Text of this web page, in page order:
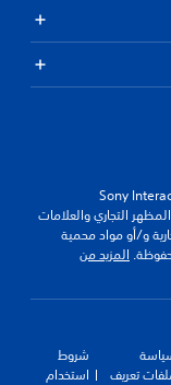
التجاري والعلامات
و/أو مواد محمية
المزيد من
تعريف
شروط
استخدام